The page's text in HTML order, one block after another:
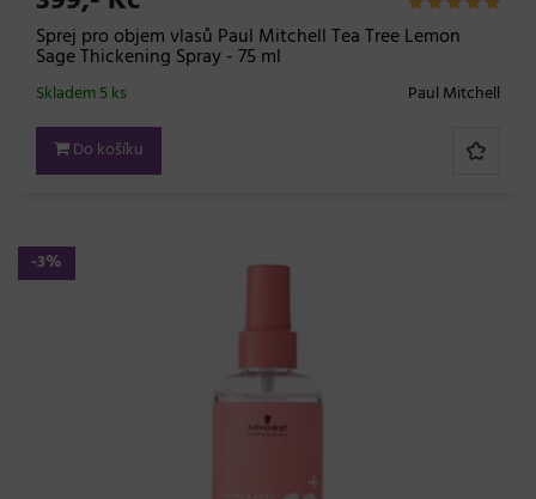
Sprej pro objem vlasů Paul Mitchell Tea Tree Lemon
Sage Thickening Spray - 75 ml
Paul Mitchell
Skladem 5 ks
Do košíku
-3%